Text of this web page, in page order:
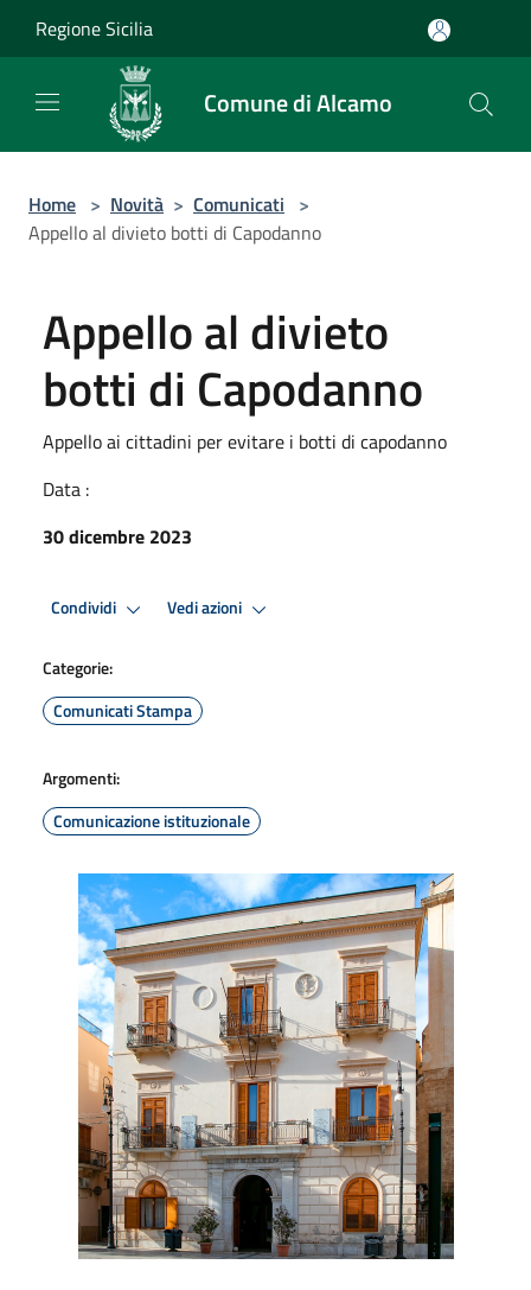
Regione Sicilia
Comune di Alcamo
Home > Novità > Comunicati >
Appello al divieto botti di Capodanno
Appello al divieto
botti di Capodanno
Appello ai cittadini per evitare i botti di capodanno
Data :
30 dicembre 2023
Condividi Vedi azioni
Categorie:
Comunicati Stampa
Argomenti:
Comunicazione istituzionale